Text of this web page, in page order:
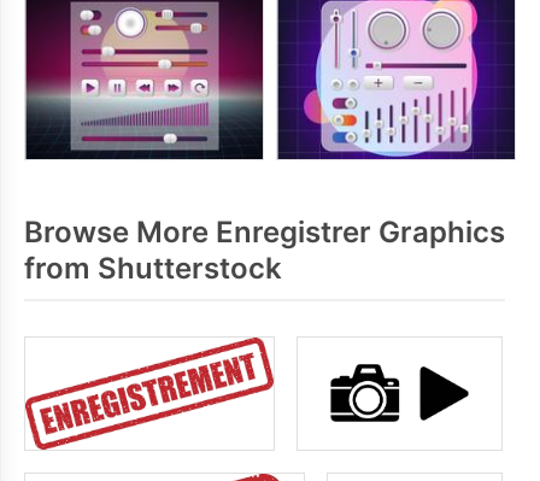
Browse More Enregistrer Graphics
from Shutterstock